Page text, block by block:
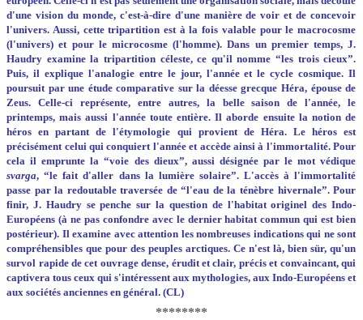
d'une vision du monde, c'est-à-dire d'une manière de voir et de concevoir
l'univers. Aussi, cette tripartition est à la fois valable pour le macrocosme
(l'univers) et pour le microcosme (l'homme). Dans un premier temps, J.
Haudry examine la tripartition céleste, ce qu'il nomme “les trois cieux”.
Puis, il explique l'analogie entre le jour, l'année et le cycle cosmique. Il
poursuit par une étude comparative sur la déesse grecque Héra, épouse de
Zeus. Celle-ci représente, entre autres, la belle saison de l'année, le
printemps, mais aussi l'année toute entière. Il aborde ensuite la notion de
héros en partant de l'étymologie qui provient de Héra. Le héros est
précisément celui qui conquiert l'année et accède ainsi à l'immortalité. Pour
cela il emprunte la “voie des dieux”, aussi désignée par le mot védique
svarga, “le fait d'aller dans la lumière­ solaire”. L'accès à l'immortalité
passe par la redoutable traversée de “l'eau de la ténèbre hivernale”. Pour
finir, J. Haudry se penche sur la question de l'habitat originel des Indo-
Européens (à ne pas confondre avec le dernier habitat commun qui est bien
postérieur). Il examine avec attention les nombreuses indications qui ne sont
compréhensibles que pour des peuples arctiques. Ce n'est là, bien sür, qu'un
survol rapide de cet ouvrage dense, érudit et clair, précis et convaincant, qui
captivera tous ceux qui s'intéressent aux mythologies, aux Indo­-Européens et
aux sociétés anciennes en général. (CL)
********